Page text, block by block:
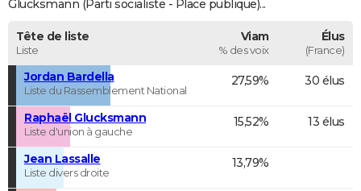
Glucksmann (Parti socialiste - Place publique)...
Tête de liste
Liste
Viam
% des voix
Élus
(France)
Jordan Bardella
Liste du Rassemblement National
27,59% 30 élus
Raphaël Glucksmann
Liste d'union à gauche
15,52% 13 élus
Jean Lassalle
Liste divers droite
13,79%